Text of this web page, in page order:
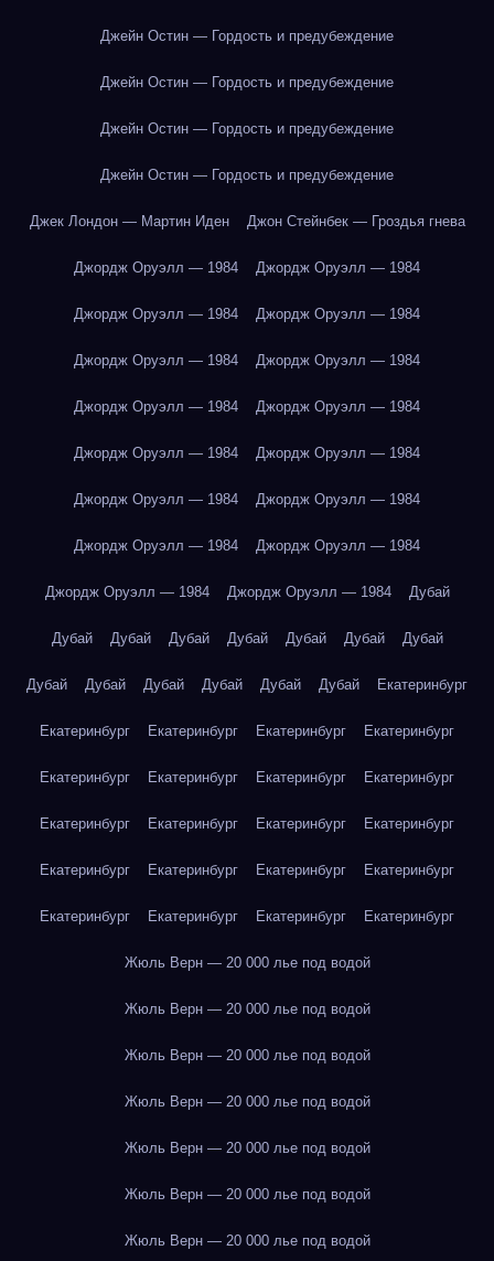
Джейн Остин — Гордость и предубеждение
Джейн Остин — Гордость и предубеждение
Джейн Остин — Гордость и предубеждение
Джейн Остин — Гордость и предубеждение
Джек Лондон — Мартин Иден Джон Стейнбек — Гроздья гнева
Джордж Оруэлл — 1984 Джордж Оруэлл — 1984
Джордж Оруэлл — 1984 Джордж Оруэлл — 1984
Джордж Оруэлл — 1984 Джордж Оруэлл — 1984
Джордж Оруэлл — 1984 Джордж Оруэлл — 1984
Джордж Оруэлл — 1984 Джордж Оруэлл — 1984
Джордж Оруэлл — 1984 Джордж Оруэлл — 1984
Джордж Оруэлл — 1984 Джордж Оруэлл — 1984
Джордж Оруэлл — 1984 Джордж Оруэлл — 1984 Дубай
Дубай Дубай Дубай Дубай Дубай Дубай Дубай
Дубай Дубай Дубай Дубай Дубай Дубай Екатеринбург
Екатеринбург Екатеринбург Екатеринбург Екатеринбург
Екатеринбург Екатеринбург Екатеринбург Екатеринбург
Екатеринбург Екатеринбург Екатеринбург Екатеринбург
Екатеринбург Екатеринбург Екатеринбург Екатеринбург
Екатеринбург Екатеринбург Екатеринбург Екатеринбург
Жюль Верн — 20 000 лье под водой
Жюль Верн — 20 000 лье под водой
Жюль Верн — 20 000 лье под водой
Жюль Верн — 20 000 лье под водой
Жюль Верн — 20 000 лье под водой
Жюль Верн — 20 000 лье под водой
Жюль Верн — 20 000 лье под водой